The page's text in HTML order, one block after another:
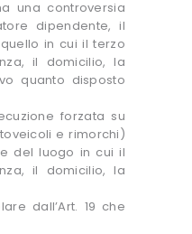
una controversia
dipendente, il
in cui il terzo
il domicilio, la
quanto disposto
forzata su
e rimorchi)
del luogo in cui il
il domicilio, la
dall’Art. 19 che